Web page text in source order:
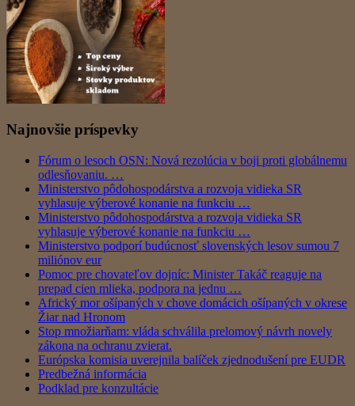
Najnovšie príspevky
Fórum o lesoch OSN: Nová rezolúcia v boji proti globálnemu
odlesňovaniu. …
Ministerstvo pôdohospodárstva a rozvoja vidieka SR
vyhlasuje výberové konanie na funkciu …
Ministerstvo pôdohospodárstva a rozvoja vidieka SR
vyhlasuje výberové konanie na funkciu …
Ministerstvo podporí budúcnosť slovenských lesov sumou 7
miliónov eur
Pomoc pre chovateľov dojníc: Minister Takáč reaguje na
prepad cien mlieka, podpora na jednu …
Africký mor ošípaných v chove domácich ošípaných v okrese
Žiar nad Hronom
Stop množiarňam: vláda schválila prelomový návrh novely
zákona na ochranu zvierat.
Európska komisia uverejnila balíček zjednodušení pre EUDR
Predbežná informácia
Podklad pre konzultácie